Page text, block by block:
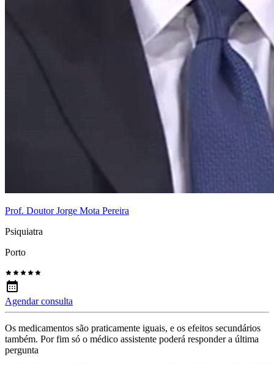
Prof. Doutor Jorge Mota Pereira
Psiquiatra
Porto
Agendar consulta
Os medicamentos são praticamente iguais, e os efeitos secundários
também. Por fim só o médico assistente poderá responder a última
pergunta